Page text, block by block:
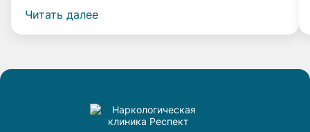
мне вернуться к нормальной жизни. Прошло 4 года, и
Читать далее